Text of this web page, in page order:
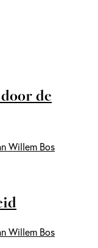
de
Willem Bos
Willem Bos